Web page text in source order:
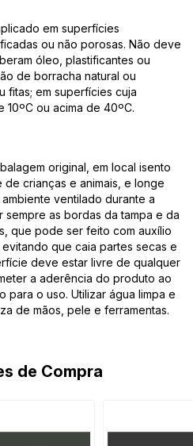
em superfícies
ou não porosas. Não deve
óleo, plastificantes ou
de borracha natural ou
fitas; em superfícies cuja
ou acima de 40ºC.
original, em local isento
crianças e animais, e longe
ventilado durante a
as bordas da tampa e da
que pode ser feito com auxílio
que caia partes secas e
deve estar livre de qualquer
a aderência do produto ao
para o uso. Utilizar água limpa e
de mãos, pele e ferramentas.
de Compra